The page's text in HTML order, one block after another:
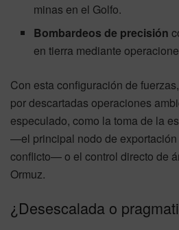
minas en el Golfo.
Bombardeos de precisión
en tierra mediante
Con esta configuración de
por descartadas operaciones
especulado, como la toma de la
—el principal nodo de
conflicto— o el control directo de
Ormuz.
¿Desescalada o